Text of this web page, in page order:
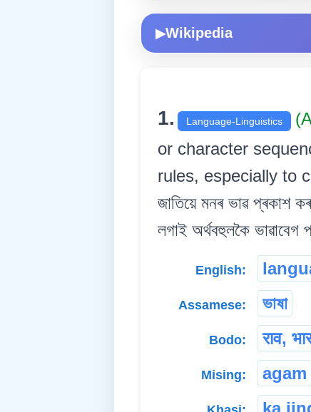
▶Wikipedia
1. Language-Linguistics
or character
rules, especially to
জাতিয়ে মনৰ ভাৱ প্ৰকাশ
লগাই অৰ্থবহুলকৈ ভাৱাবেগ
English:
Assamese: ভাষা
Bodo: राव,
Mising: agam